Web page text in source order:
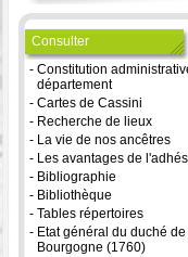
Consulter
- Constitution
département
- Cartes de Cassini
- Recherche de lieux
- La vie de nos ancêtres
- Les avantages de
- Bibliographie
- Bibliothèque
- Tables répertoires
- Etat général du duché de
Bourgogne (1760)